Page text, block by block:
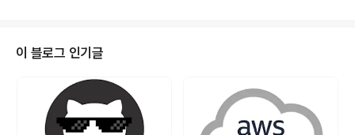
이 생겼는데요. 그 부분에 대해서 간단하게 정리해보겠습
니다. Spring Security는 어떻게 적용했을까? 처음에는
Spring Security는 비밀번호 단방향 암호화를 하는데만
사용했기 때문에 위의 설정정도로만 아주 간단하게 했습니
다. 그래서 위와 같이 /api/v2로 시작하..
이 블로그 인기글